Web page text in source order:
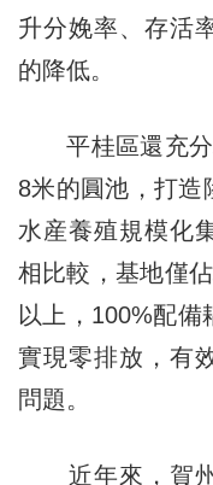
升分娩率、存活
的降低。
平桂區還充分
8米的圓池，打造
水産養殖規模化
相比較，基地僅
以上，100%配
實現零排放，有
問題。
近年來，賀州